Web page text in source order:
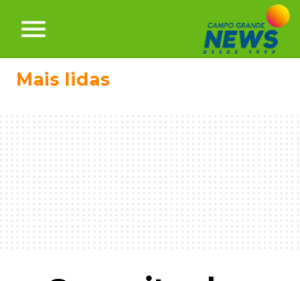
menu
Mais lidas